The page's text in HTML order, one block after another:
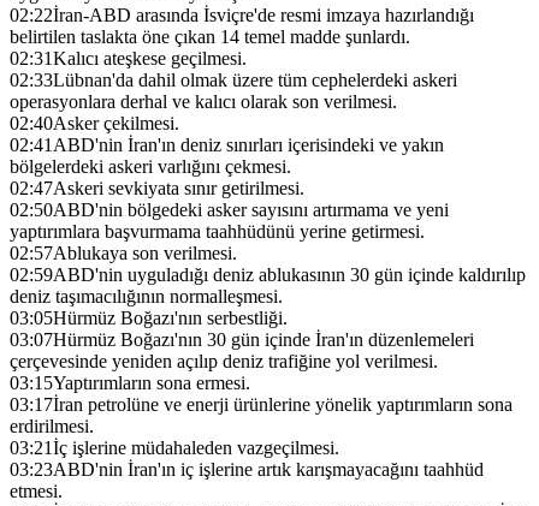
02:22İran-ABD arasında İsviçre'de resmi imzaya hazırlandığı
belirtilen taslakta öne çıkan 14 temel madde şunlardı.
02:31Kalıcı ateşkese geçilmesi.
02:33Lübnan'da dahil olmak üzere tüm cephelerdeki askeri
operasyonlara derhal ve kalıcı olarak son verilmesi.
02:40Asker çekilmesi.
02:41ABD'nin İran'ın deniz sınırları içerisindeki ve yakın
bölgelerdeki askeri varlığını çekmesi.
02:47Askeri sevkiyata sınır getirilmesi.
02:50ABD'nin bölgedeki asker sayısını artırmama ve yeni
yaptırımlara başvurmama taahhüdünü yerine getirmesi.
02:57Ablukaya son verilmesi.
02:59ABD'nin uyguladığı deniz ablukasının 30 gün içinde kaldırılıp
deniz taşımacılığının normalleşmesi.
03:05Hürmüz Boğazı'nın serbestliği.
03:07Hürmüz Boğazı'nın 30 gün içinde İran'ın düzenlemeleri
çerçevesinde yeniden açılıp deniz trafiğine yol verilmesi.
03:15Yaptırımların sona ermesi.
03:17İran petrolüne ve enerji ürünlerine yönelik yaptırımların sona
erdirilmesi.
03:21İç işlerine müdahaleden vazgeçilmesi.
03:23ABD'nin İran'ın iç işlerine artık karışmayacağını taahhüd
etmesi.